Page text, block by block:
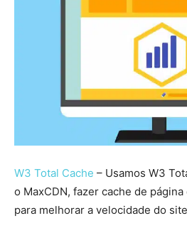
W3 Total Cache – Usamos W3
o MaxCDN, fazer cache de
para melhorar a velocidade do